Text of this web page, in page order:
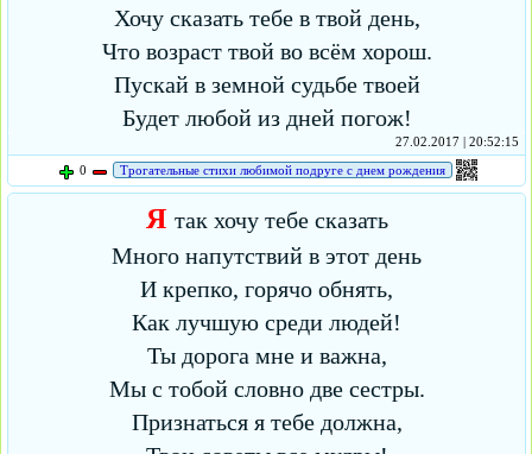
Хочу сказать тебе в твой день,
Что возраст твой во всём хорош.
Пускай в земной судьбе твоей
Будет любой из дней погож!
27.02.2017 | 20:52:15
0
Трогательные стихи любимой подруге с днем рождения
Я так хочу тебе сказать
Много напутствий в этот день
И крепко, горячо обнять,
Как лучшую среди людей!
Ты дорога мне и важна,
Мы с тобой словно две сестры.
Признаться я тебе должна,